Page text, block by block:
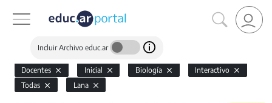
Incluir Archivo educ.ar
Docentes Inicial Biología
Interactivo
Todas
Lana